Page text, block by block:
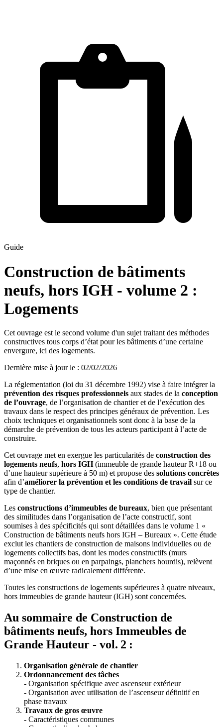
Guide
Construction de bâtiments
neufs, hors IGH - volume 2 :
Logements
Cet ouvrage est le second volume d'un sujet traitant des méthodes
constructives tous corps d’état pour les bâtiments d’une certaine
envergure, ici des logements.
Dernière mise à jour le : 02/02/2026
La réglementation (loi du 31 décembre 1992) vise à faire intégrer la
prévention des risques professionnels aux stades de la conception
de l’ouvrage, de l’organisation de chantier et de l’exécution des
travaux dans le respect des principes généraux de prévention. Les
choix techniques et organisationnels sont donc à la base de la
démarche de prévention de tous les acteurs participant à l’acte de
construire.
Cet ouvrage met en exergue les particularités de construction des
logements neufs, hors IGH(immeuble de grande hauteur R+18 ou
d’une hauteur supérieure à 50 m) et propose des solutions concrètes
afin d’améliorer la prévention et les conditions de travail sur ce
type de chantier.
Les constructions d’immeubles de bureaux, bien que présentant
des similitudes dans l’organisation de l’acte constructif, sont
soumises à des spécificités qui sont détaillées dans le volume 1 «
Construction de bâtiments neufs hors IGH – Bureaux ». Cette étude
exclut les chantiers de construction de maisons individuelles ou de
logements collectifs bas, dont les modes constructifs (murs
maçonnés en briques ou en parpaings, planchers hourdis), relèvent
d’une mise en œuvre radicalement différente.
Toutes les constructions de logements supérieures à quatre niveaux,
hors immeubles de grande hauteur (IGH) sont concernées.
Au sommaire de Construction de
bâtiments neufs, hors Immeubles de
Grande Hauteur - vol. 2 :
Organisation générale de chantier
Ordonnancement des tâches
- Organisation spécifique avec ascenseur extérieur
- Organisation avec utilisation de l’ascenseur définitif en
phase travaux
Travaux de gros œuvre
- Caractéristiques communes